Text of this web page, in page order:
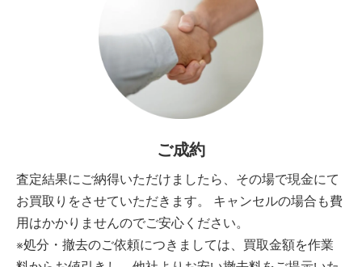
ご成約
査定結果にご納得いただけましたら、その場で現金にて
お買取りをさせていただきます。 キャンセルの場合も費
用はかかりませんのでご安心ください。
※処分・撤去のご依頼につきましては、買取金額を作業